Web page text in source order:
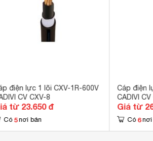
điện lực 1 lõi CXV-1R-600V
CV CXV-8
từ 23.650 đ
Có 5 nơi bán
Cáp điện
CADIVI CV
Giá từ
Có 6 nơi